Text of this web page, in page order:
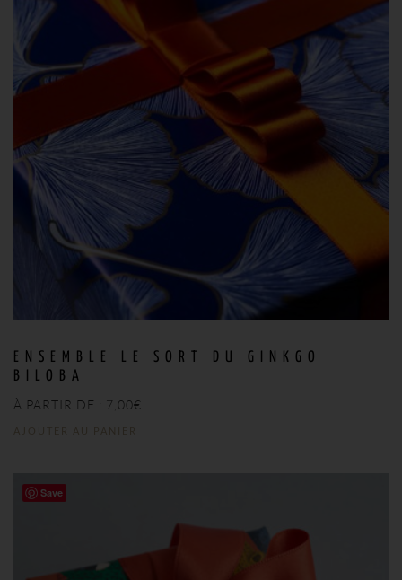
ENSEMBLE LE SORT DU GINKGO
BILOBA
À PARTIR DE : 7,00€
AJOUTER AU PANIER
Save